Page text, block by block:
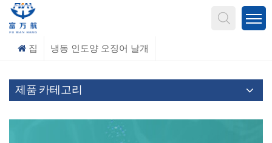
집 냉동 인도양 오징어 날개
제품 카테고리